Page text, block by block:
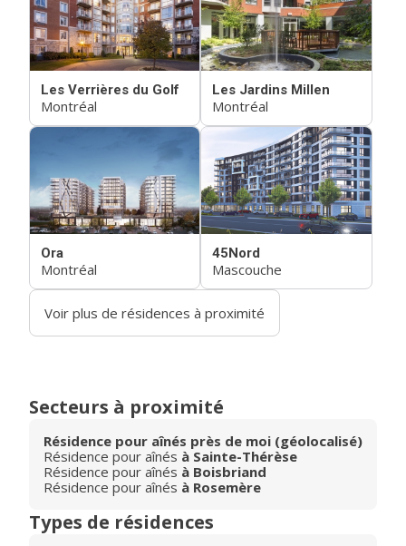
Les Verrières du Golf
Montréal
Les Jardins Millen
Montréal
Ora
Montréal
45Nord
Mascouche
Voir plus de résidences à proximité
Secteurs à proximité
Résidence pour aînés près de moi (géolocalisé)
Résidence pour aînés à Sainte-Thérèse
Résidence pour aînés à Boisbriand
Résidence pour aînés à Rosemère
Types de résidences